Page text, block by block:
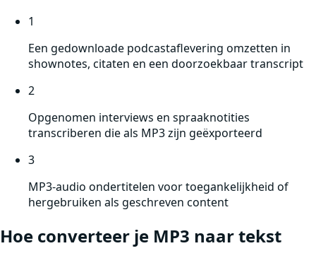
1
Een gedownloade podcastaflevering omzetten in
shownotes, citaten en een doorzoekbaar transcript
2
Opgenomen interviews en spraaknotities
transcriberen die als MP3 zijn geëxporteerd
3
MP3-audio ondertitelen voor toegankelijkheid of
hergebruiken als geschreven content
Hoe converteer je MP3 naar tekst